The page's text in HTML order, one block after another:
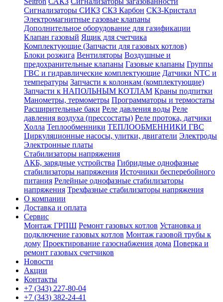
Сигнализаторы СИКЗ СКЗ Карбон СКЗ-Кристалл
Электромагнитные газовые клапаны
Дополнительное оборудование для газификации
Клапан газовый Ящик для счетчика
Комплектующие (Запчасти для газовых котлов)
Блоки розжига Вентиляторы Воздушные и
предохранительные клапаны Газовые клапаны Группы
ГВС и гидравлические комплектующие Датчики NTC и
температуры Запчасти к колонкам (комплектующие)
Запчасти к НАПОЛЬНЫМ КОТЛАМ Краны подпитки
Манометры, термометры Программаторы и термостаты
Расширительные баки Реле давления воды Реле
давления воздуха (прессостаты) Реле протока, датчики
Холла Теплообменники ТЕПЛООБМЕННИКИ ГВС
Циркуляционные насосы, улитки, двигатели Электроды
Электронные платы
Стабилизаторы напряжения
АКБ, зарядные устройства Гибридные однофазные
стабилизаторы напряжения Источники бесперебойного
питания Релейные однофазные стабилизаторы
напряжения Трехфазные стабилизаторы напряжения
О компании
Доставка и оплата
Сервис
Монтаж ГРПШ Ремонт газовых котлов Установка и
подключение газовых котлов Монтаж газовой трубы к
дому Проектирование газоснабжения дома Поверка и
ремонт газовых счетчиков
Новости
Акции
Контакты
+7 (343) 227-80-04
+7 (343) 382-24-41